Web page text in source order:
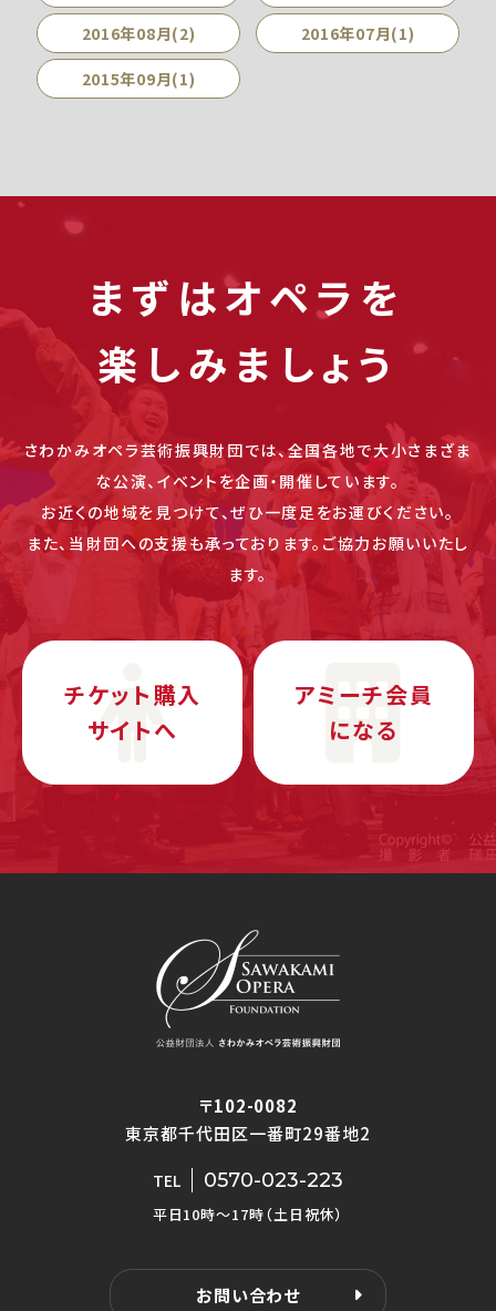
2016年08月(2) 2016年07月(1)
2015年09月(1)
まずはオペラを
楽しみましょう
さわかみオペラ芸術振興財団では、全国各地で大小さまざま
な公演、イベントを企画・開催しています。
お近くの地域を見つけて、ぜひ一度足をお運びください。
また、当財団への支援も承っております。ご協力お願いいたし
ます。
チケット購入
サイトへ
アミーチ会員
になる
〒102-0082
東京都千代田区一番町29番地2
TEL 0570-023-223
平日10時〜17時（土日祝休）
お問い合わせ